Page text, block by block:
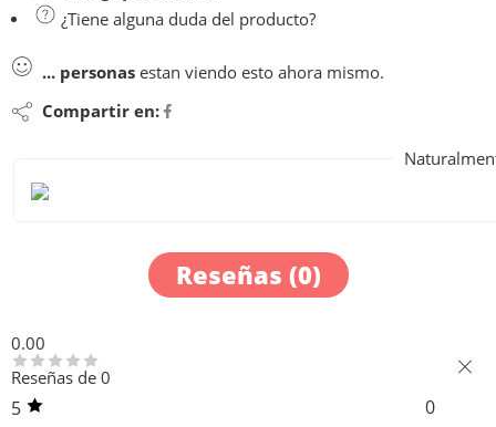
¿Tiene alguna duda del producto?
... personas estan viendo esto ahora mismo.
Compartir en:
Reseñas (0)
0.00
Reseñas de 0
5
0